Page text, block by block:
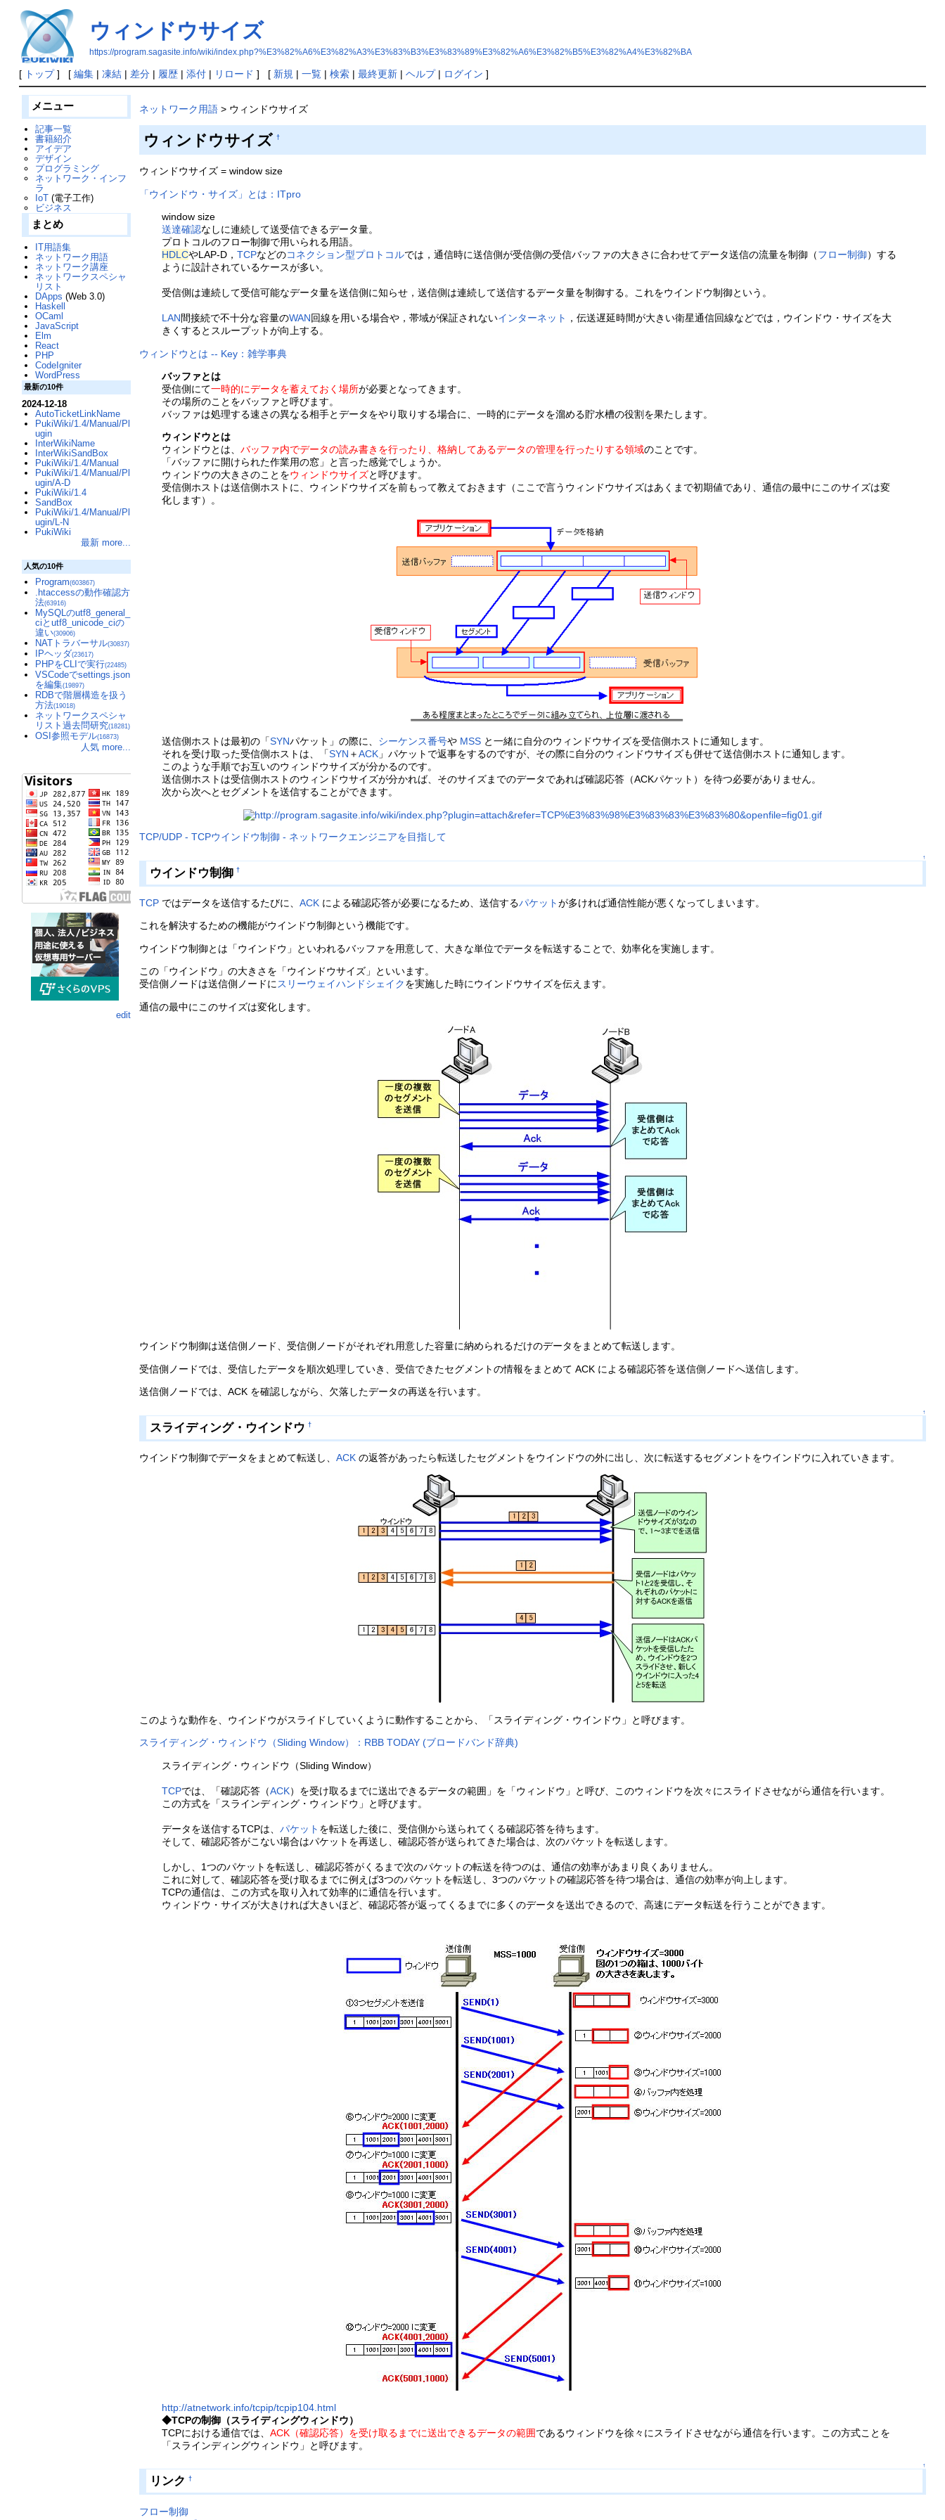
ウィンドウサイズ
https://program.sagasite.info/wiki/index.php?%E3%82%A6%E3%82%A3%E3%83%B3%E3%83%89%E3%82%A6%E3%82%B5%E3%82%A4%E3%82%BA
[ トップ] [ 編集| 凍結| 差分| 履歴| 添付| リロード ] [ 新規 | 一覧| 検索| 最終更新| ヘルプ| ログイン ]
ネットワーク用語> ウィンドウサイズ
ウィンドウサイズ †
ウィンドウサイズ = window size
「ウインドウ・サイズ」とは：ITpro
window size
送達確認なしに連続して送受信できるデータ量。
プロトコルのフロー制御で用いられる用語。
HDLCやLAP-D， TCPなどのコネクション型プロトコルでは，通信時に送信側が受信側の受信バッファの大きさに合わせてデータ送信の流量を制御（フロー制御）する
ように設計されているケースが多い。
受信側は連続して受信可能なデータ量を送信側に知らせ，送信側は連続して送信するデータ量を制御する。これをウインドウ制御という。
LAN間接続で不十分な容量のWAN回線を用いる場合や，帯域が保証されないインターネット ，伝送遅延時間が大きい衛星通信回線などでは，ウインドウ・サイズを大
きくするとスループットが向上する。
ウィンドウとは -- Key：雑学事典
バッファとは
受信側にて一時的にデータを蓄えておく場所が必要となってきます。
その場所のことをバッファと呼びます。
バッファは処理する速さの異なる相手とデータをやり取りする場合に、一時的にデータを溜める貯水槽の役割を果たします。
ウィンドウとは
ウィンドウとは、 バッファ内でデータの読み書きを行ったり、格納してあるデータの管理を行ったりする領域のことです。
「バッファに開けられた作業用の窓」と言った感覚でしょうか。
ウィンドウの大きさのことをウィンドウサイズと呼びます。
受信側ホストは送信側ホストに、ウィンドウサイズを前もって教えておきます（ここで言うウィンドウサイズはあくまで初期値であり、通信の最中にこのサイズは変
化します）。
送信側ホストは最初の「SYNパケット」の際に、 シーケンス番号や MSSと一緒に自分のウィンドウサイズを受信側ホストに通知します。
それを受け取った受信側ホストは、「SYN ＋ACK」パケットで返事をするのですが、その際に自分のウィンドウサイズも併せて送信側ホストに通知します。
このような手順でお互いのウィンドウサイズが分かるのです。
送信側ホストは受信側ホストのウィンドウサイズが分かれば、そのサイズまでのデータであれば確認応答（ACKパケット）を待つ必要がありません。
次から次へとセグメントを送信することができます。
TCP/UDP - TCPウインドウ制御 - ネットワークエンジニアを目指して
↑
ウインドウ制御 †
TCPではデータを送信するたびに、 ACKによる確認応答が必要になるため、送信するパケットが多ければ通信性能が悪くなってしまいます。
これを解決するための機能がウインドウ制御という機能です。
ウインドウ制御とは「ウインドウ」といわれるバッファを用意して、大きな単位でデータを転送することで、効率化を実施します。
この「ウインドウ」の大きさを「ウインドウサイズ」といいます。
受信側ノードは送信側ノードにスリーウェイハンドシェイクを実施した時にウインドウサイズを伝えます。
通信の最中にこのサイズは変化します。
ウインドウ制御は送信側ノード、受信側ノードがそれぞれ用意した容量に納められるだけのデータをまとめて転送します。
受信側ノードでは、受信したデータを順次処理していき、受信できたセグメントの情報をまとめて ACK による確認応答を送信側ノードへ送信します。
送信側ノードでは、ACK を確認しながら、欠落したデータの再送を行います。
↑
スライディング・ウインドウ †
ウインドウ制御でデータをまとめて転送し、 ACKの返答があったら転送したセグメントをウインドウの外に出し、次に転送するセグメントをウインドウに入れていきます。
このような動作を、ウインドウがスライドしていくように動作することから、「スライディング・ウインドウ」と呼びます。
スライディング・ウィンドウ（Sliding Window）：RBB TODAY (ブロードバンド辞典)
スライディング・ウィンドウ（Sliding Window）
TCPでは、「確認応答（ACK）を受け取るまでに送出できるデータの範囲」を「ウィンドウ」と呼び、このウィンドウを次々にスライドさせながら通信を行います。
この方式を「スラインディング・ウィンドウ」と呼びます。
データを送信するTCPは、 パケット を転送した後に、受信側から送られてくる確認応答を待ちます。
そして、確認応答がこない場合はパケットを再送し、確認応答が送られてきた場合は、次のパケットを転送します。
しかし、1つのパケットを転送し、確認応答がくるまで次のパケットの転送を待つのは、通信の効率があまり良くありません。
これに対して、確認応答を受け取るまでに例えば3つのパケットを転送し、3つのパケットの確認応答を待つ場合は、通信の効率が向上します。
TCPの通信は、この方式を取り入れて効率的に通信を行います。
ウィンドウ・サイズが大きければ大きいほど、確認応答が返ってくるまでに多くのデータを送出できるので、高速にデータ転送を行うことができます。
http://atnetwork.info/tcpip/tcpip104.html
◆TCPの制御（スライディングウィンドウ）
TCPにおける通信では、 ACK（確認応答）を受け取るまでに送出できるデータの範囲であるウィンドウを徐々にスライドさせながら通信を行います。この方式ことを
「スラインディングウィンドウ」と呼びます。
↑
リンク †
フロー制御
メニュー
記事一覧
書籍紹介
アイデア
デザイン
プログラミング
ネットワーク・インフ
ラ
IoT (電子工作)
ビジネス
まとめ
IT用語集
ネットワーク用語
ネットワーク講座
ネットワークスペシャ
リスト
DApps (Web 3.0)
Haskell
OCaml
JavaScript
Elm
React
PHP
CodeIgniter
WordPress
最新の10件
2024-12-18
AutoTicketLinkName
PukiWiki/1.4/Manual/Pl
ugin
InterWikiName
InterWikiSandBox
PukiWiki/1.4/Manual
PukiWiki/1.4/Manual/Pl
ugin/A-D
PukiWiki/1.4
SandBox
PukiWiki/1.4/Manual/Pl
ugin/L-N
PukiWiki
最新 more...
人気の10件
Program(603867)
.htaccessの動作確認方
法(63916)
MySQLのutf8_general_
ciとutf8_unicode_ciの
違い(30906)
NATトラバーサル(30837)
IPヘッダ(23617)
PHPをCLIで実行(22485)
VSCodeでsettings.json
を編集(19897)
RDBで階層構造を扱う
方法(19018)
ネットワークスペシャ
リスト過去問研究(18281)
OSI参照モデル(16873)
人気 more...
edit